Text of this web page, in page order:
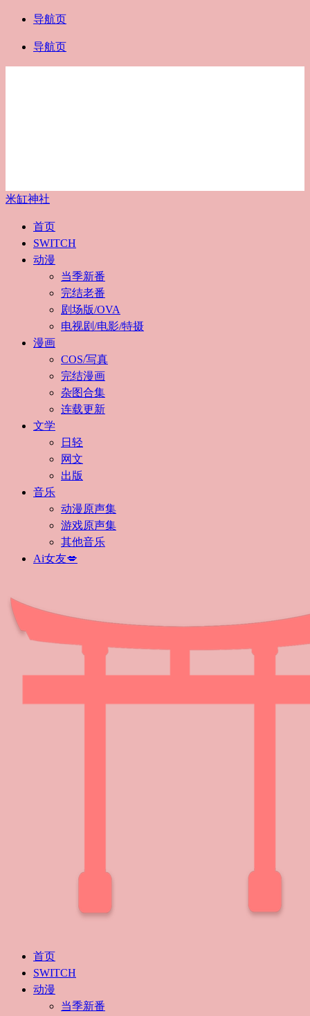
导航页
导航页
米缸神社
首页
SWITCH
动漫
当季新番
完结老番
剧场版/OVA
电视剧/电影/特摄
漫画
COS/写真
完结漫画
杂图合集
连载更新
文学
日轻
网文
出版
音乐
动漫原声集
游戏原声集
其他音乐
Ai女友💋
首页
SWITCH
动漫
当季新番